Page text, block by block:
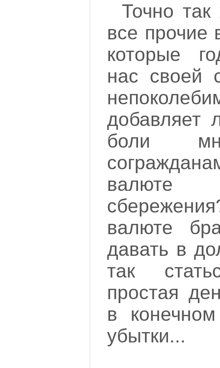
Точно
все прочие
которые
нас своей
добавляет
боли
валюте
валюте
давать в
так
простая
в
убытки...